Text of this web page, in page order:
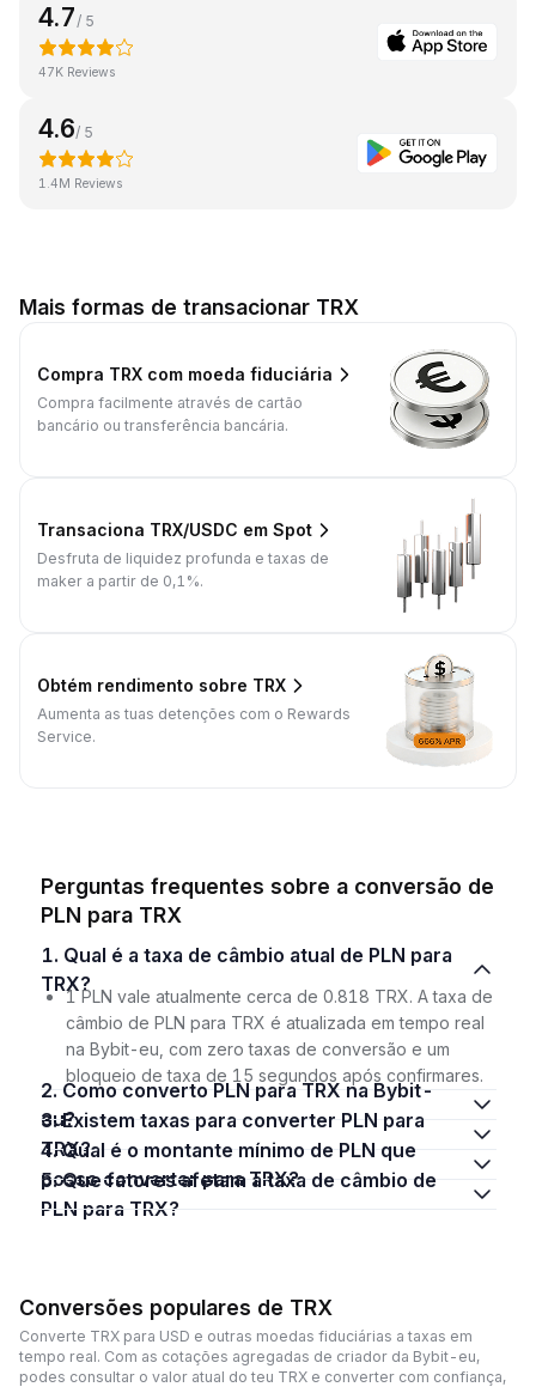
4.7 / 5
47K Reviews
4.6/ 5
1.4M Reviews
Mais formas de transacionar TRX
Compra TRX com moeda fiduciária
Compra facilmente através de cartão
bancário ou transferência bancária.
Transaciona TRX/USDC em Spot
Desfruta de liquidez profunda e taxas de
maker a partir de 0,1%.
Obtém rendimento sobre TRX
Aumenta as tuas detenções com o Rewards
Service.
Perguntas frequentes sobre a conversão de
PLN para TRX
1. Qual é a taxa de câmbio atual de PLN para
TRX?
1 PLN vale atualmente cerca de 0.818 TRX. A taxa de
câmbio de PLN para TRX é atualizada em tempo real
na Bybit-eu, com zero taxas de conversão e um
bloqueio de taxa de 15 segundos após confirmares.
2. Como converto PLN para TRX na Bybit-
eu?
3. Existem taxas para converter PLN para
TRX?
4. Qual é o montante mínimo de PLN que
posso converter para TRX?
5. Que fatores afetam a taxa de câmbio de
PLN para TRX?
Conversões populares de TRX
Converte TRX para USD e outras moedas fiduciárias a taxas em
tempo real. Com as cotações agregadas de criador da Bybit-eu,
podes consultar o valor atual do teu TRX e converter com confiança,